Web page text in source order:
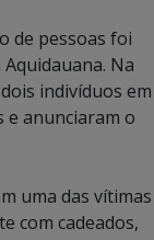
de pessoas foi
Na
indivíduos em
e anunciaram o
uma das vítimas
com cadeados,